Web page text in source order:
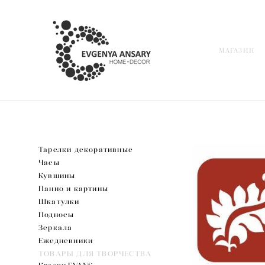
МАГАЗИН
МАГАЗИН
Тарелки декоративные
Часы
Кувшины
Панно и картины
Шкатулки
Подносы
Зеркала
Ежедневники
ТОВАРЫ ДЛЯ ТВОРЧЕСТВА